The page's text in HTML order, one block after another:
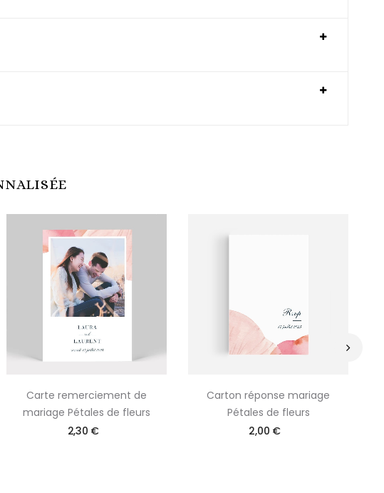
Carte remerciement de
mariage Pétales de fleurs
2,30 €
Carton réponse mariage
Pétales de fleurs
2,00 €